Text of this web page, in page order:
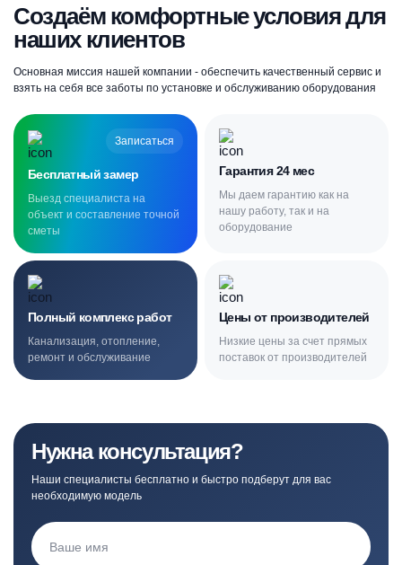
Создаём комфортные условия для
наших клиентов
Основная миссия нашей компании - обеспечить качественный сервис и
взять на себя все заботы по установке и обслуживанию оборудования
Записаться
Бесплатный замер
Выезд специалиста на
объект и составление точной
сметы
Гарантия 24 мес
Мы даем гарантию как на
нашу работу, так и на
оборудование
Полный комплекс работ
Канализация, отопление,
ремонт и обслуживание
Цены от производителей
Низкие цены за счет прямых
поставок от производителей
Нужна консультация?
Наши специалисты бесплатно и быстро подберут для вас
необходимую модель